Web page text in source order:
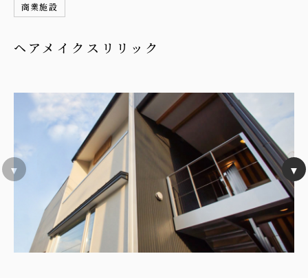
商業施設
ヘアメイクスリリック